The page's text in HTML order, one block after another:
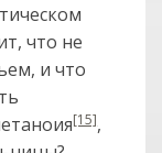
что не
и что
[15],